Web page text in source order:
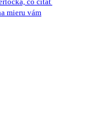
mieru vám